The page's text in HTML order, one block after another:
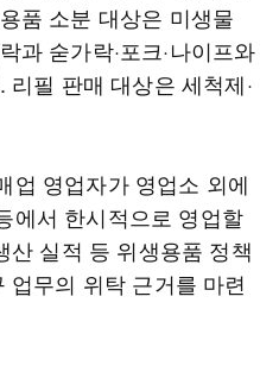
품 소분 대상은 미생물
과 숟가락·포크·나이프와
리필 판매 대상은 세척제·
업 영업자가 영업소 외에
에서 한시적으로 영업할
산 실적 등 위생용품 정책
업무의 위탁 근거를 마련